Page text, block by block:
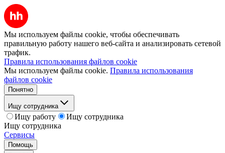
Мы используем файлы cookie, чтобы обеспечивать
правильную работу нашего веб-сайта и анализировать сетевой
трафик.
Правила использования файлов cookie
Мы используем файлы cookie. Правила использования
файлов cookie
Понятно
Ищу сотрудника
Ищу работу
Ищу сотрудника
Ищу сотрудника
Сервисы
Помощь